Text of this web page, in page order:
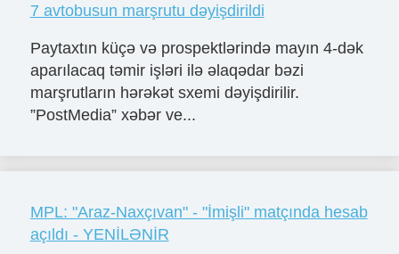
7 avtobusun marşrutu dəyişdirildi
Paytaxtın küçə və prospektlərində mayın 4-dək
aparılacaq təmir işləri ilə əlaqədar bəzi
marşrutların hərəkət sxemi dəyişdirilir.
”PostMedia” xəbər ve...
MPL: "Araz-Naxçıvan" - "İmişli" matçında hesab
açıldı - YENİLƏNİR